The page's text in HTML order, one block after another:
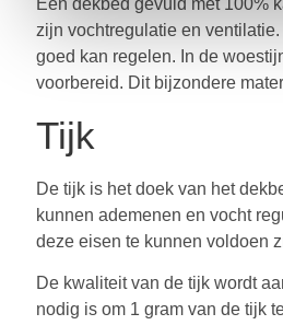
Een dekbed gevuld met 100%
zijn vochtregulatie en
goed kan regelen. In de
voorbereid. Dit bijzondere
Tijk
De tijk is het doek van het
kunnen ademenen en vocht
deze eisen te kunnen voldoen
De kwaliteit van de tijk wordt
nodig is om 1 gram van de tijk